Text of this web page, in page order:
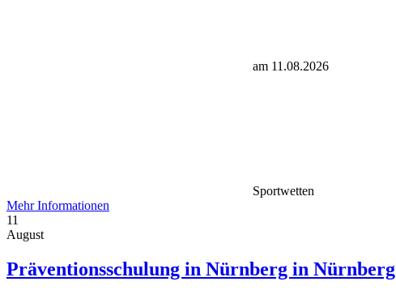
am 11.08.2026
Sportwetten
Mehr Informationen
11
August
Präventionsschulung in Nürnberg in Nürnberg